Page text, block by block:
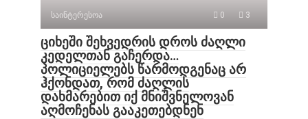
საინტერესოა 0 3
ციხეში შეხვედრის დროს ძაღლი
კედელთან გაჩერდა…
პოლიციელებს წარმოდგენაც არ
ჰქონდათ, რომ ძაღლის
დახმარებით იქ მნიშვნელოვან
აღმოჩენას გააკეთებდნენ